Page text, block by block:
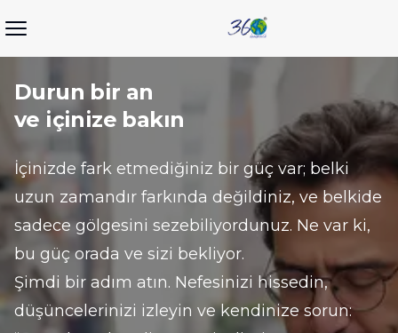
Durun bir an
ve içinize bakın
İçinizde fark etmediğiniz bir güç var; belki
uzun zamandır farkında değildiniz, ve belkide
sadece gölgesini sezebiliyordunuz. Ne var ki,
bu güç orada ve sizi bekliyor.
Şimdi bir adım atın. Nefesinizi hissedin,
düşüncelerinizi izleyin ve kendinize sorun: